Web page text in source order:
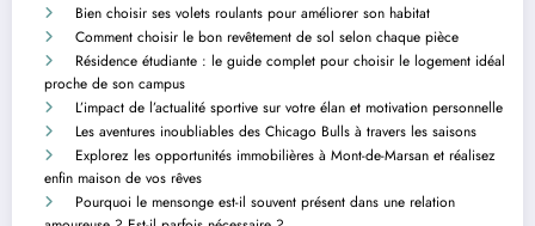
Bien choisir ses volets roulants pour améliorer son habitat
Comment choisir le bon revêtement de sol selon chaque pièce
Résidence étudiante : le guide complet pour choisir le logement idéal
proche de son campus
L’impact de l’actualité sportive sur votre élan et motivation personnelle
Les aventures inoubliables des Chicago Bulls à travers les saisons
Explorez les opportunités immobilières à Mont-de-Marsan et réalisez
enfin maison de vos rêves
Pourquoi le mensonge est-il souvent présent dans une relation